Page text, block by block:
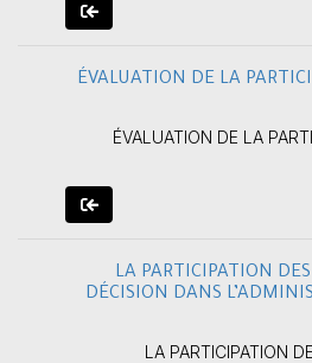
ÉVALUATION DE LA
ÉVALUATION DE LA
LA PARTICIPATION
DÉCISION DANS
LA PARTICIPATION